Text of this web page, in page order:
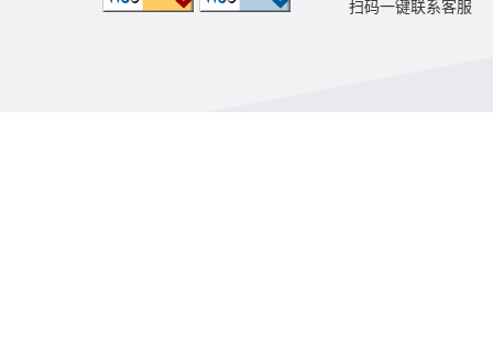
扫码一键联系客服